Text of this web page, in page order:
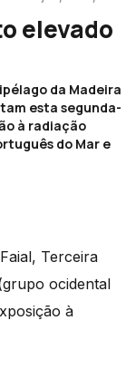
elevado
da Madeira
esta segunda-
à radiação
do Mar e
Terceira
ocidental
à